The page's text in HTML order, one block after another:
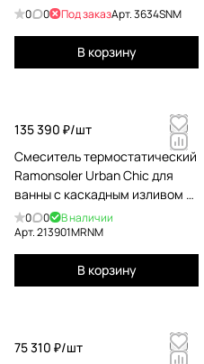
0 0 Под заказАрт.3634SNM
В корзину
135 390 ₽/шт
Смеситель термостатический
Ramonsoler Urban Chic для
ванны с каскадным изливом и
с душевым комплектом
черный 213901MRNM
0 0
В наличии
Арт.213901MRNM
В корзину
75 310 ₽/шт